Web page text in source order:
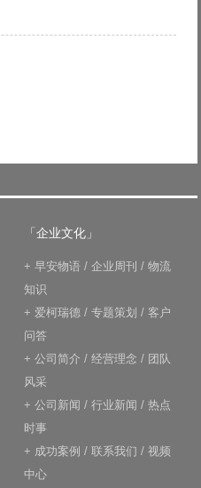
「企业文化」
+ 早安物语 / 企业周刊 / 物流
知识
+ 爱柯瑞德 / 专题策划 / 客户
问答
+ 公司简介 / 经营理念 / 团队
风采
+ 公司新闻 / 行业新闻 / 热点
时事
+ 成功案例 / 联系我们 / 视频
中心